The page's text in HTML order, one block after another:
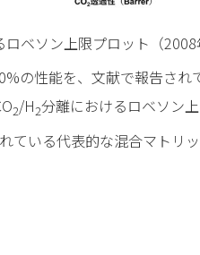
ロベソン上限プロット（
の性能を、文献で報告され
2/H2分離におけるロベソン
ている代表的な混合マトリ